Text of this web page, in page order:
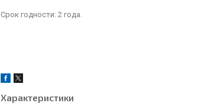
Срок годности: 2 года.
Характеристики